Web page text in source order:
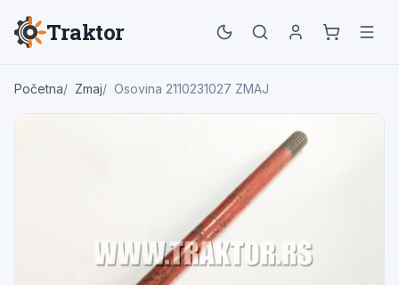
Traktor
Početna Zmaj Osovina 2110231027 ZMAJ